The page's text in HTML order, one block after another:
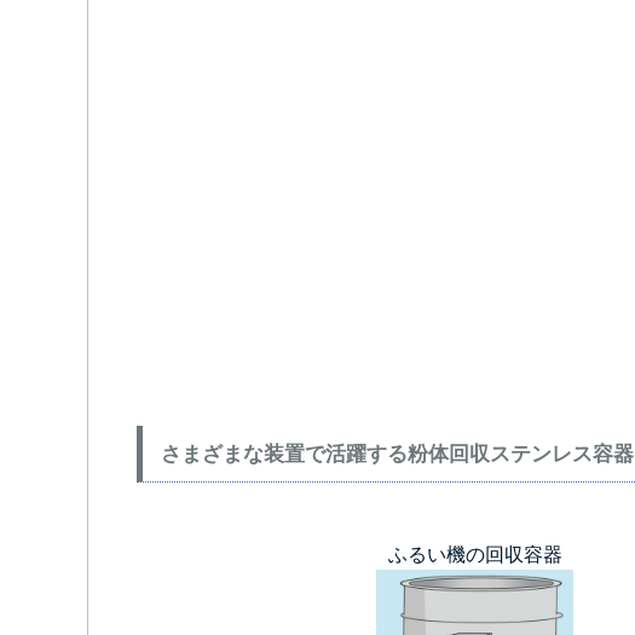
さまざまな装置で活躍する粉体回収ステンレス容器
ふるい機の回収容器